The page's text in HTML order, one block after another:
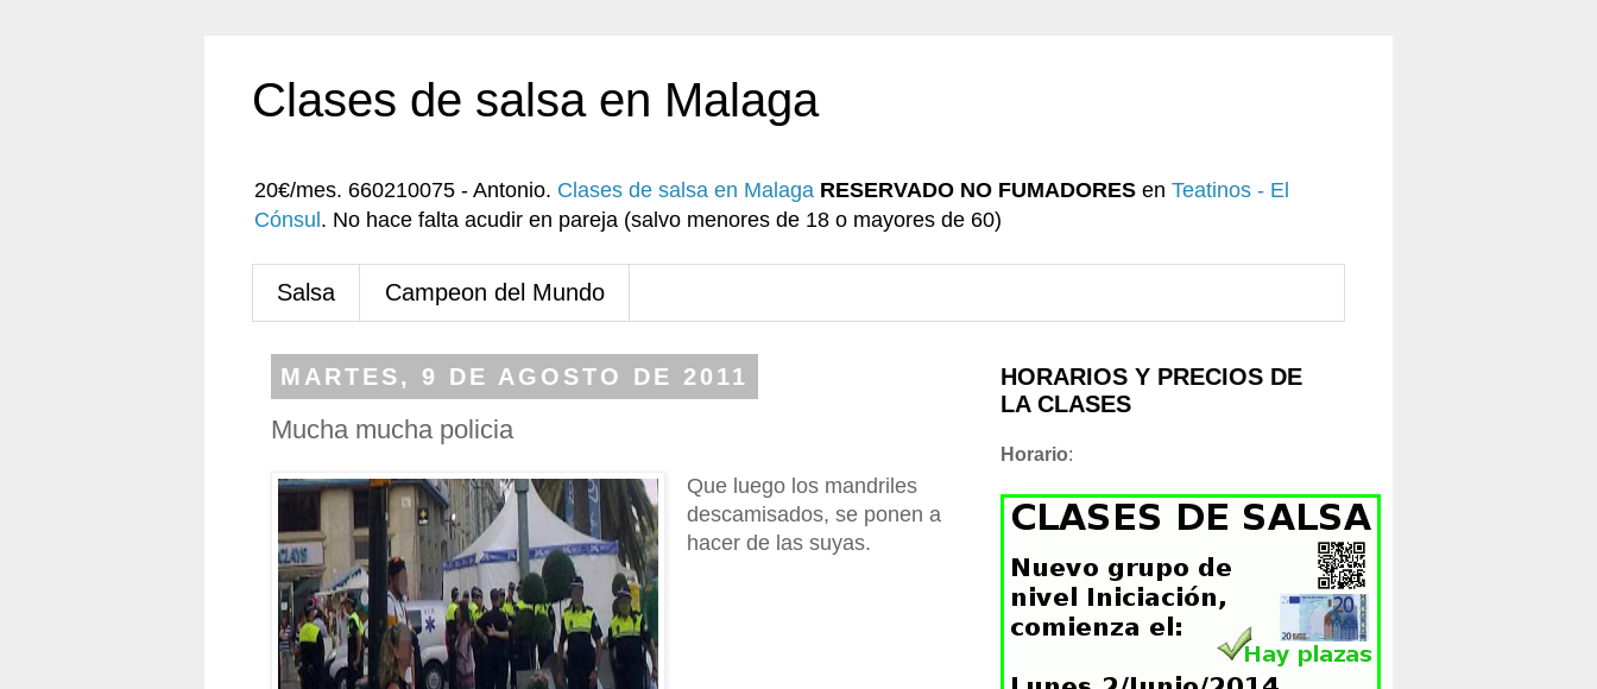
Clases de salsa en Malaga
20€/mes. 660210075 - Antonio. Clases de salsa en Malaga RESERVADO NO FUMADORES en Teatinos - El
Cónsul . No hace falta acudir en pareja (salvo menores de 18 o mayores de 60)
Salsa Campeon del Mundo
MARTES, 9 DE AGOSTO DE 2011
Mucha mucha policia
Que luego los mandriles
descamisados, se ponen a
hacer de las suyas.
HORARIOS Y PRECIOS DE
LA CLASES
Horario: